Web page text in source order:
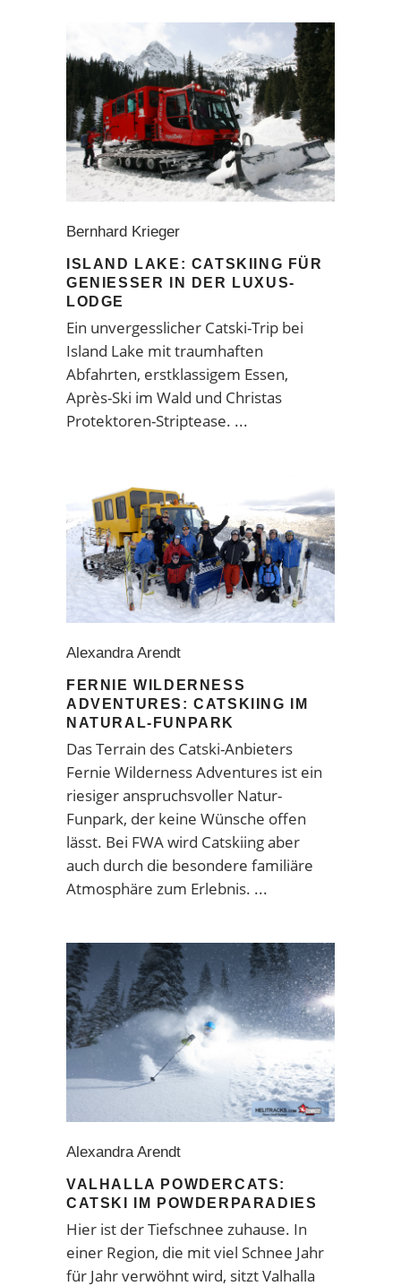
Bernhard Krieger
ISLAND LAKE: CATSKIING FÜR
GENIESSER IN DER LUXUS-L
ODGE
Ein unvergesslicher Catski-Trip bei
Island Lake mit traumhaften
Abfahrten, erstklassigem Essen,
Après-Ski im Wald und Christas
Protektoren-Striptease.
Alexandra Arendt
FERNIE WILDERNESS
ADVENTURES: CATSKIING IM
NATURAL-FUNPARK
Das Terrain des Catski-Anbieters
Fernie Wilderness Adventures ist ein
riesiger anspruchsvoller Natur-
Funpark, der keine Wünsche offen
lässt. Bei FWA wird Catskiing aber
auch durch die besondere familiäre
Atmosphäre zum Erlebnis.
Alexandra Arendt
VALHALLA POWDERCATS:
CATSKI IM POWDERPARADIES
Hier ist der Tiefschnee zuhause. In
einer Region, die mit viel Schnee Jahr
für Jahr verwöhnt wird, sitzt Valhalla